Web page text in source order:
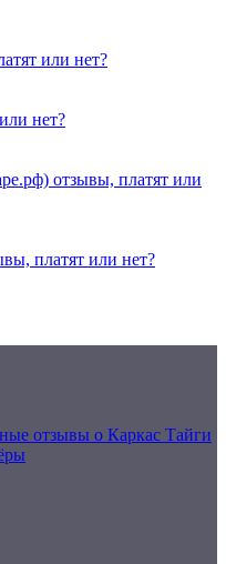
или нет?
нет?
отзывы, платят или
платят или нет?
отзывы о Каркас Тайги